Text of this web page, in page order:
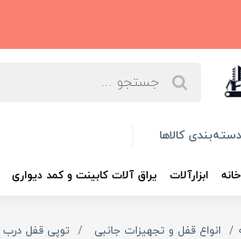
دسته‌بندی کالاها
خانه ابزارآلات یراق آلات کابینت و کمد دیواری
انواع قفل و تجهیزات جانبی توپی قفل درب